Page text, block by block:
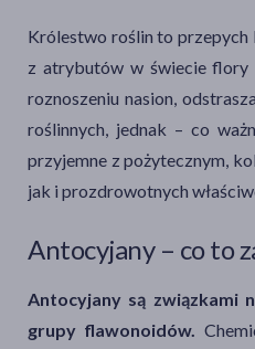
Królestwo roślin to przepych
z atrybutów w świecie flory
roznoszeniu nasion,
roślinnych, jednak – co
przyjemne z pożytecznym,
jak i prozdrowotnych
Antocyjany – co to
Antocyjany są związkami
grupy flawonoidów.